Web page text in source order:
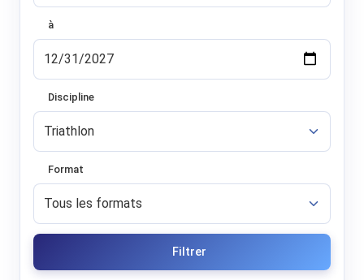
à
Discipline
Format
Filtrer